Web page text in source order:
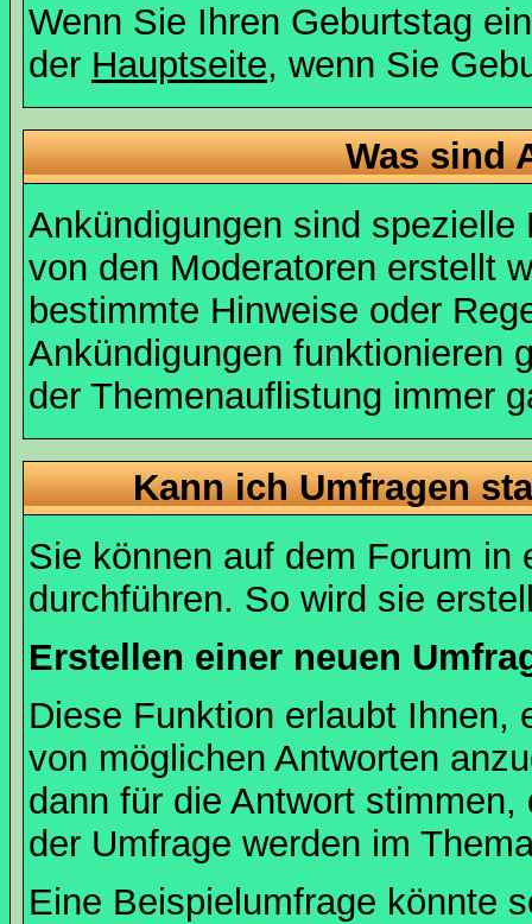
Wenn Sie Ihren Geburtstag
der Hauptseite, wenn Sie
Was sind
Ankündigungen sind
von den Moderatoren erstellt
bestimmte Hinweise oder
Ankündigungen funktionieren
der Themenauflistung immer
Kann ich Umfragen
Sie können auf dem Forum in
durchführen. So wird sie
Erstellen einer neuen
Diese Funktion erlaubt Ihnen,
von möglichen Antworten
dann für die Antwort
der Umfrage werden im
Eine Beispielumfrage könnte